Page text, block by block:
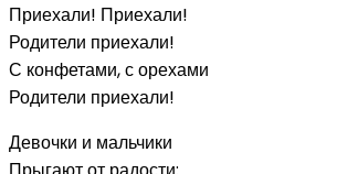
Приехали! Приехали!
Родители приехали!
С конфетами, с орехами
Родители приехали!
Девочки и мальчики